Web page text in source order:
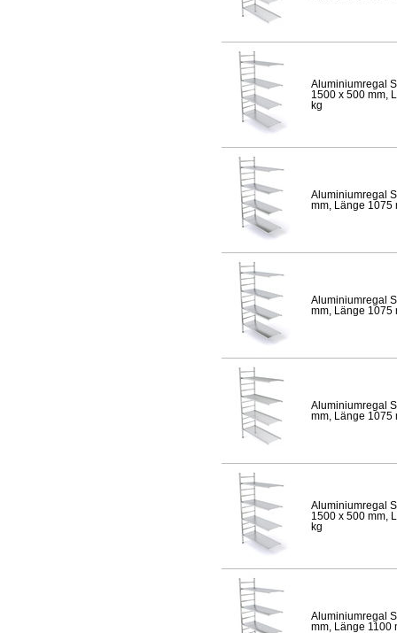
Aluminiumregal
1500 x 500 mm,
kg
Aluminiumregal
mm, Länge 1075
Aluminiumregal
mm, Länge 1075
Aluminiumregal
mm, Länge 1075
Aluminiumregal
1500 x 500 mm,
kg
Aluminiumregal
mm, Länge 1100